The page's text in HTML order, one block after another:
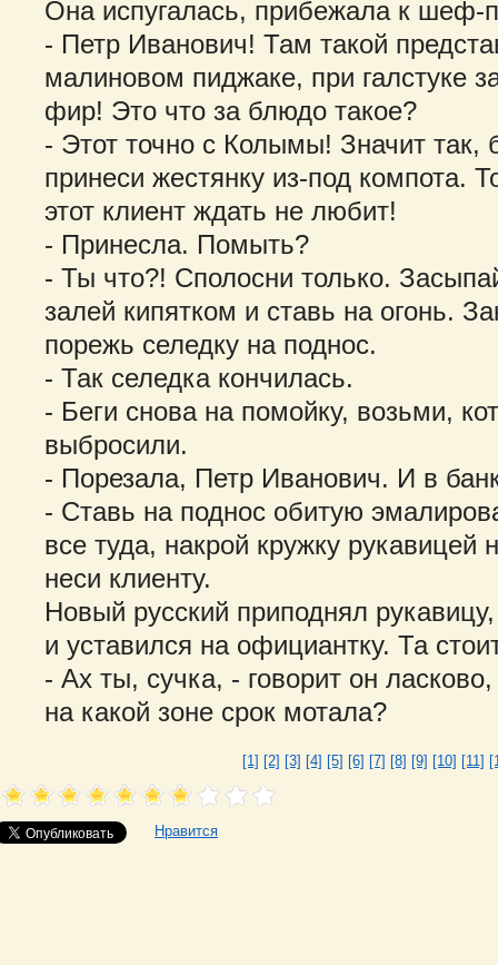
Она испугалась, прибежала к шеф-
- Петр Иванович! Там такой
малиновом пиджаке, при галстуке
фир! Это что за блюдо такое?
- Этот точно с Колымы! Значит так,
принеси жестянку из-под компота.
этот клиент ждать не любит!
- Принесла. Помыть?
- Ты что?! Сполосни только.
залей кипятком и ставь на огонь.
порежь селедку на поднос.
- Так селедка кончилась.
- Беги снова на помойку, возьми,
выбросили.
- Порезала, Петр Иванович. И в
- Ставь на поднос обитую
все туда, накрой кружку рукавицей
неси клиенту.
Новый русский приподнял
и уставился на официантку. Та
- Ах ты, сучка, - говорит он
на какой зоне срок мотала?
[1] [2] [3] [4] [5] [6] [7] [8] [9] [10] [11]
Нравится